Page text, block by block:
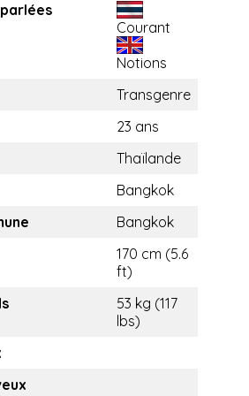
Courant
Notions
Transgenre
23 ans
Thaïlande
Bangkok
Bangkok
170 cm (5.6
ft)
53 kg (117
lbs)